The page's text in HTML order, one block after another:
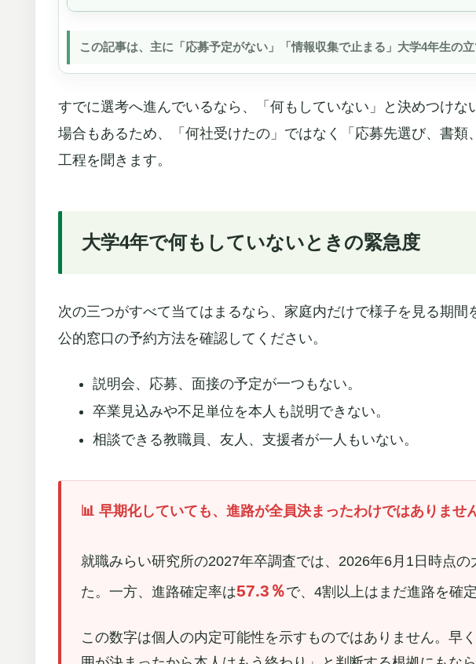
この記事は、主に「応募予定がない」「情報収集で止まる」大学4年生の立
すでに選考へ進んでいるなら、「何もしていない」と決めつけな
場合もあるため、「何社受けたの」ではなく「応募先選び、書類
工程を聞きます。
大学4年で何もしていないときの緊急度
次の三つがすべて当てはまるなら、家庭内だけで様子を見る期
公的窓口の予約方法を確認してください。
説明会、応募、面接の予定が一つもない。
卒業見込みや不足単位を本人も説明できない。
相談できる教職員、友人、支援者が一人もいない。
📊 早期化していても、進路が全員決まったわけではありませ
就職みらい研究所の2027年卒調査では、2026年6月1日時点の
た。一方、進路確定率は57.3％で、4割以上はまだ進路を確
この数字は個人の内定可能性を示すものではありません。早